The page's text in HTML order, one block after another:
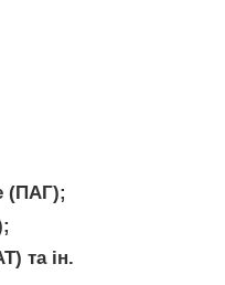
(ПАГ);
та ін.